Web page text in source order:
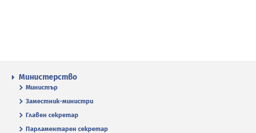
Министерство
Министър
Заместник-министри
Главен секретар
Парламентарен секретар